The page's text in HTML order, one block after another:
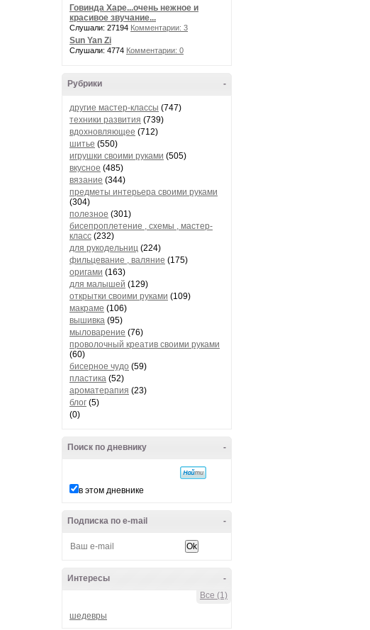
Говинда Харе...очень нежное и
красивое звучание...
Слушали: 27194 Комментарии: 3
Sun Yan Zi
Слушали: 4774 Комментарии: 0
-
Рубрики
другие мастер-классы (747)
техники развития (739)
вдохновляющее (712)
шитье (550)
игрушки своими руками (505)
вкусное (485)
вязание (344)
предметы интерьера своими руками
(304)
полезное (301)
бисепроплетение , схемы , мастер-
класс (232)
для рукодельниц (224)
фильцевание , валяние (175)
оригами (163)
для малышей (129)
открытки своими руками (109)
макраме (106)
вышивка (95)
мыловарение (76)
проволочный креатив своими руками
(60)
бисерное чудо (59)
пластика (52)
ароматерапия (23)
блог (5)
(0)
-
Поиск по дневнику
в этом дневнике
-
Подписка по e-mail
-
Интересы
Все (1)
шедевры